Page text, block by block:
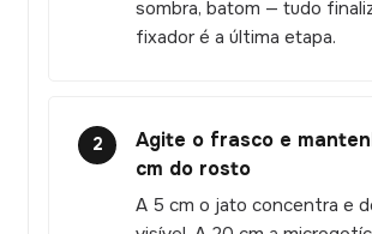
sombra, batom — tudo
fixador é a última etapa.
2
Agite o frasco e
cm do rosto
A 5 cm o jato concentra e